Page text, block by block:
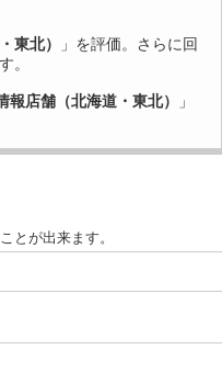
東北）
」を評価。さらに回
。
報店舗（北海道・東北）
」
とが出来ます。